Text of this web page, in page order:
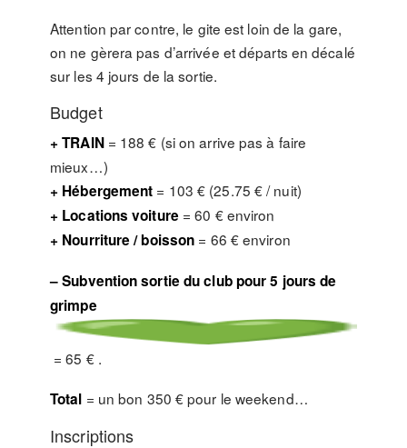
Attention par contre, le gite est loin de la gare,
on ne gèrera pas d’arrivée et départs en décalé
sur les 4 jours de la sortie.
Budget
+ TRAIN= 188 € (si on arrive pas à faire
mieux…)
+ Hébergement = 103 € (25.75 € / nuit)
+ Locations voiture = 60 € environ
+ Nourriture / boisson = 66 € environ
– Subvention sortie du club pour 5 jours de
grimpe
= 65 € .
Total = un bon 350 € pour le weekend…
Inscriptions